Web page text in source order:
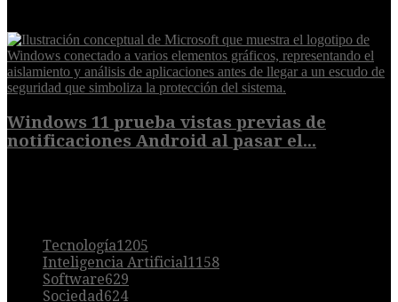
Windows 11 prueba vistas previas de
notificaciones Android al pasar el...
Tecnología1205
Inteligencia Artificial1158
Software629
Sociedad624